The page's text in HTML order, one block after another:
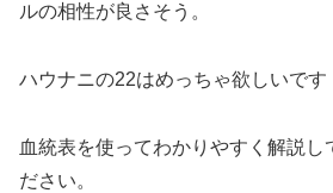
ルの相性が良さそう。
ハウナニの22はめっちゃ欲しいです
血統表を使ってわかりやすく解説し
ださい。